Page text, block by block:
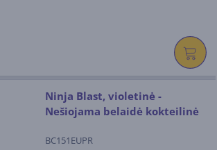
Ninja Blast, violetinė -
Nešiojama belaidė kokteilinė
BC151EUPR